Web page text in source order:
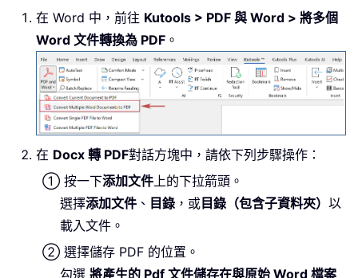
在 Word 中，前往 Kutools > PDF 與 Word > 將多個
Word 文件轉換為 PDF 。
在 Docx 轉 PDF對話方塊中，請依下列步驟操作：
按一下添加文件上的下拉箭頭。
選擇添加文件 、 目錄 ，或 目錄（包含子資料夾） 以
載入文件。
選擇儲存 PDF 的位置。
勾選 將產生的 Pdf 文件儲存在與原始 Word 檔案